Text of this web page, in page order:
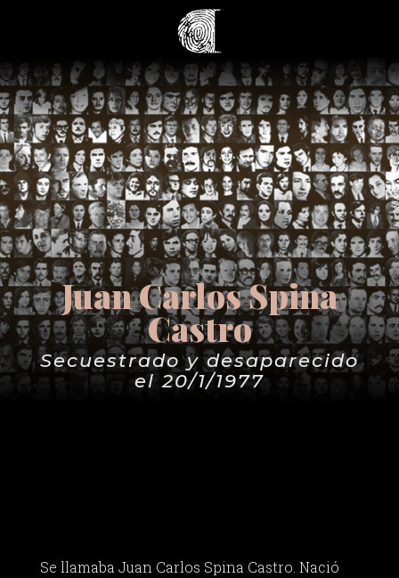
Juan Carlos Spina
Castro
Secuestrado y desaparecido
el 20/1/1977
Se llamaba Juan Carlos Spina Castro. Nació